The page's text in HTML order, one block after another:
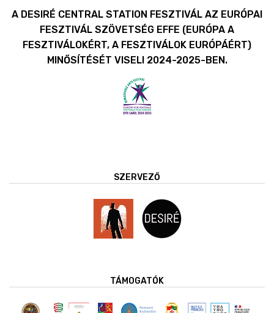
A DESIRÉ CENTRAL STATION FESZTIVÁL AZ EURÓPAI
FESZTIVÁL SZÖVETSÉG EFFE (EURÓPA A
FESZTIVÁLOKÉRT, A FESZTIVÁLOK EURÓPÁÉRT)
MINŐSÍTÉSÉT VISELI 2024-2025-BEN.
SZERVEZŐ
TÁMOGATÓK